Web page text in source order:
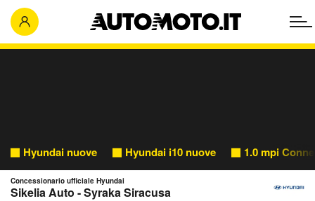
Hyundai nuove Hyundai i10 nuove 1.0 mpi
Concessionario ufficiale Hyundai
Sikelia Auto - Syraka Siracusa